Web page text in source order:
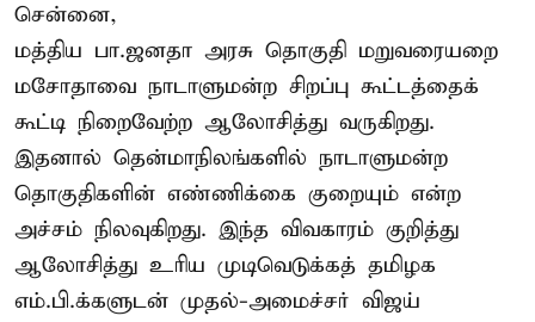
சென்னை,
மத்திய பா.ஜனதா அரசு தொகுதி மறுவரையறை
மசோதாவை நாடாளுமன்ற சிறப்பு கூட்டத்தைக்
கூட்டி நிறைவேற்ற ஆலோசித்து வருகிறது.
இதனால் தென்மாநிலங்களில் நாடாளுமன்ற
தொகுதிகளின் எண்ணிக்கை குறையும் என்ற
அச்சம் நிலவுகிறது. இந்த விவகாரம் குறித்து
ஆலோசித்து உரிய முடிவெடுக்கத் தமிழக
எம்.பி.க்களுடன் முதல்-அமைச்சர் விஜய்